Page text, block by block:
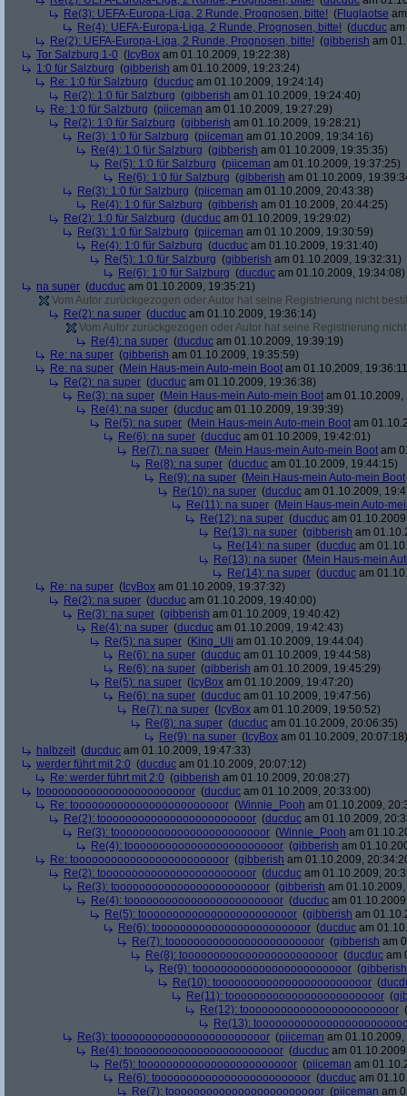
Re(3): UEFA-Europa-Liga, 2 Runde, Prognosen, bitte! (Fluglaotse
Re(4): UEFA-Europa-Liga, 2 Runde, Prognosen, bitte! (ducduc
Re(2): UEFA-Europa-Liga, 2 Runde, Prognosen, bitte! (gibberish am
Tor Salzburg 1-0 ( IcyBox am 01.10.2009, 19:22:38)
1:0 für Salzburg (gibberish am 01.10.2009, 19:23:24)
Re: 1:0 für Salzburg (ducduc am 01.10.2009, 19:24:14)
Re(2): 1:0 für Salzburg (gibberish am 01.10.2009, 19:24:40)
Re: 1:0 für Salzburg (piiceman am 01.10.2009, 19:27:29)
Re(2): 1:0 für Salzburg (gibberish am 01.10.2009, 19:28:21)
Re(3): 1:0 für Salzburg (piiceman am 01.10.2009, 19:34:16)
Re(4): 1:0 für Salzburg (gibberish am 01.10.2009, 19:35:35)
Re(5): 1:0 für Salzburg (piiceman am 01.10.2009, 19:37:25)
Re(6): 1:0 für Salzburg (gibberish am 01.10.2009,
Re(3): 1:0 für Salzburg (piiceman am 01.10.2009, 20:43:38)
Re(4): 1:0 für Salzburg (gibberish am 01.10.2009, 20:44:25)
Re(2): 1:0 für Salzburg (ducduc am 01.10.2009, 19:29:02)
Re(3): 1:0 für Salzburg (piiceman am 01.10.2009, 19:30:59)
Re(4): 1:0 für Salzburg (ducduc am 01.10.2009, 19:31:40)
Re(5): 1:0 für Salzburg (gibberish am 01.10.2009, 19:32:31)
Re(6): 1:0 für Salzburg (ducduc am 01.10.2009, 19:34:08)
na super (ducduc am 01.10.2009, 19:35:21)
Vom Autor zurückgezogen oder Autor hat seine Registrierung nicht
Re(2): na super (ducduc am 01.10.2009, 19:36:14)
Vom Autor zurückgezogen oder Autor hat seine Registrierung
Re(4): na super (ducduc am 01.10.2009, 19:39:19)
Re: na super (gibberish am 01.10.2009, 19:35:59)
Re: na super (Mein Haus-mein Auto-mein Boot am 01.10.2009,
Re(2): na super (ducduc am 01.10.2009, 19:36:38)
Re(3): na super (Mein Haus-mein Auto-mein Boot am 01.10.2009,
Re(4): na super (ducduc am 01.10.2009, 19:39:39)
Re(5): na super (Mein Haus-mein Auto-mein Boot am
Re(6): na super (ducduc am 01.10.2009, 19:42:01)
Re(7): na super (Mein Haus-mein Auto-mein Boot am
Re(8): na super (ducduc am 01.10.2009, 19:44:15)
Re(9): na super (Mein Haus-mein Auto-mein Boot
Re(10): na super (ducduc am 01.10.2009,
Re(11): na super (Mein Haus-mein Auto-
Re(12): na super (ducduc am
Re(13): na super (gibberish am
Re(14): na super (ducduc am
Re(13): na super (Mein Haus-mein
Re(14): na super (ducduc am
Re: na super ( IcyBox am 01.10.2009, 19:37:32)
Re(2): na super (ducduc am 01.10.2009, 19:40:00)
Re(3): na super (gibberish am 01.10.2009, 19:40:42)
Re(4): na super (ducduc am 01.10.2009, 19:42:43)
Re(5): na super (King_Uli am 01.10.2009, 19:44:04)
Re(6): na super (ducduc am 01.10.2009, 19:44:58)
Re(6): na super (gibberish am 01.10.2009, 19:45:29)
Re(5): na super ( IcyBox am 01.10.2009, 19:47:20)
Re(6): na super (ducduc am 01.10.2009, 19:47:56)
Re(7): na super ( IcyBox am 01.10.2009, 19:50:52)
Re(8): na super (ducduc am 01.10.2009, 20:06:35)
Re(9): na super ( IcyBox am 01.10.2009, 20:07:18)
halbzeit (ducduc am 01.10.2009, 19:47:33)
werder führt mit 2:0 (ducduc am 01.10.2009, 20:07:12)
Re: werder führt mit 2:0 (gibberish am 01.10.2009, 20:08:27)
toooooooooooooooooooooooor (ducduc am 01.10.2009, 20:33:00)
Re: toooooooooooooooooooooooor (Winnie_Pooh am 01.10.2009,
Re(2): toooooooooooooooooooooooor (ducduc am 01.10.2009,
Re(3): toooooooooooooooooooooooor (Winnie_Pooh am
Re(4): toooooooooooooooooooooooor (gibberish am
Re: toooooooooooooooooooooooor (gibberish am 01.10.2009,
Re(2): toooooooooooooooooooooooor (ducduc am 01.10.2009,
Re(3): toooooooooooooooooooooooor (gibberish am
Re(4): toooooooooooooooooooooooor (ducduc am
Re(5): toooooooooooooooooooooooor (gibberish am
Re(6): toooooooooooooooooooooooor (ducduc am
Re(7): toooooooooooooooooooooooor (gibberish am
Re(8): toooooooooooooooooooooooor (ducduc am
Re(9): toooooooooooooooooooooooor (gibberish
Re(10): toooooooooooooooooooooooor (
Re(11): toooooooooooooooooooooooor (
Re(12): toooooooooooooooooooooooor (
Re(13):
Re(3): toooooooooooooooooooooooor (piiceman am
Re(4): toooooooooooooooooooooooor (ducduc am
Re(5): toooooooooooooooooooooooor (piiceman am
Re(6): toooooooooooooooooooooooor (ducduc am
Re(7): toooooooooooooooooooooooor (piiceman am